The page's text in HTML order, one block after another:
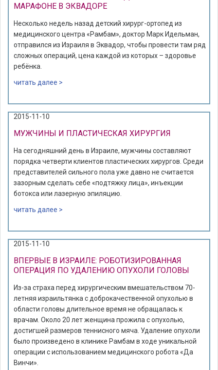
МАРАФОНЕ В ЭКВАДОРЕ
Несколько недель назад детский хирург-ортопед из
медицинского центра «Рамбам», доктор Марк Идельман,
отправился из Израиля в Эквадор, чтобы провести там ряд
сложных операций, цена каждой из которых – здоровье
ребёнка.
читать далее >
2015-11-10
МУЖЧИНЫ И ПЛАСТИЧЕСКАЯ ХИРУРГИЯ
На сегодняшний день в Израиле, мужчины составляют
порядка четверти клиентов пластических хирургов. Среди
представителей сильного пола уже давно не считается
зазорным сделать себе «подтяжку лица», инъекции
ботокса или лазерную эпиляцию.
читать далее >
2015-11-10
ВПЕРВЫЕ В ИЗРАИЛЕ: РОБОТИЗИРОВАННАЯ
ОПЕРАЦИЯ ПО УДАЛЕНИЮ ОПУХОЛИ ГОЛОВЫ
Из-за страха перед хирургическим вмешательством 70-
летняя израильтянка с доброкачественной опухолью в
области головы длительное время не обращалась к
врачам. Около 20 лет женщина прожила с опухолью,
достигшей размеров теннисного мяча. Удаление опухоли
было произведено в клинике Рамбам в ходе уникальной
операции с использованием медицинского робота «Да
Винчи».